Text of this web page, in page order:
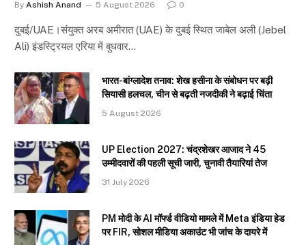
By Ashish Anand 5 August 2026 0
दुबई/UAE।संयुक्त अरब अमीरात (UAE) के दुबई स्थित जाबेल अली (Jebel
Ali) इंडस्ट्रियल एरिया में बुधवार…
भारत-बांग्लादेश तनाव: शेख हसीना के संबोधन पर बढ़ी
सियासी हलचल, चीन से बढ़ती नजदीकी ने बढ़ाई चिंता
5 August 2026
UP Election 2027: चंद्रशेखर आजाद ने 45
उम्मीदवारों की पहली सूची जारी, चुनावी तैयारियां तेज
31 July 2026
PM मोदी के AI मॉर्फ्ड वीडियो मामले में Meta इंडिया हेड
पर FIR, सोशल मीडिया अकाउंट भी जांच के दायरे में